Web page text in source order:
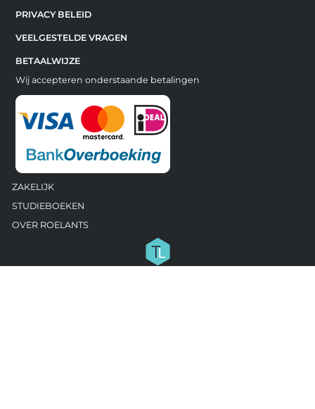
PRIVACY BELEID
VEELGESTELDE VRAGEN
BETAALWIJZE
Wij accepteren onderstaande betalingen
ZAKELIJK
STUDIEBOEKEN
OVER ROELANTS